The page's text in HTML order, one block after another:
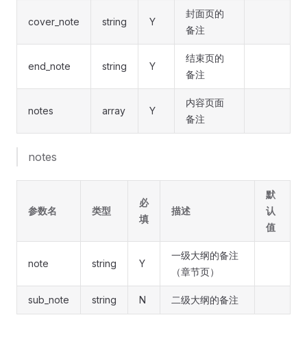
cover_note string Y
封面页的
备注
end_note string Y
结束页的
备注
notes array Y
内容页面
备注
notes
参数名 类型
必
填
描述
默
认
值
note string Y
一级大纲的备注
（章节页）
sub_note string N 二级大纲的备注